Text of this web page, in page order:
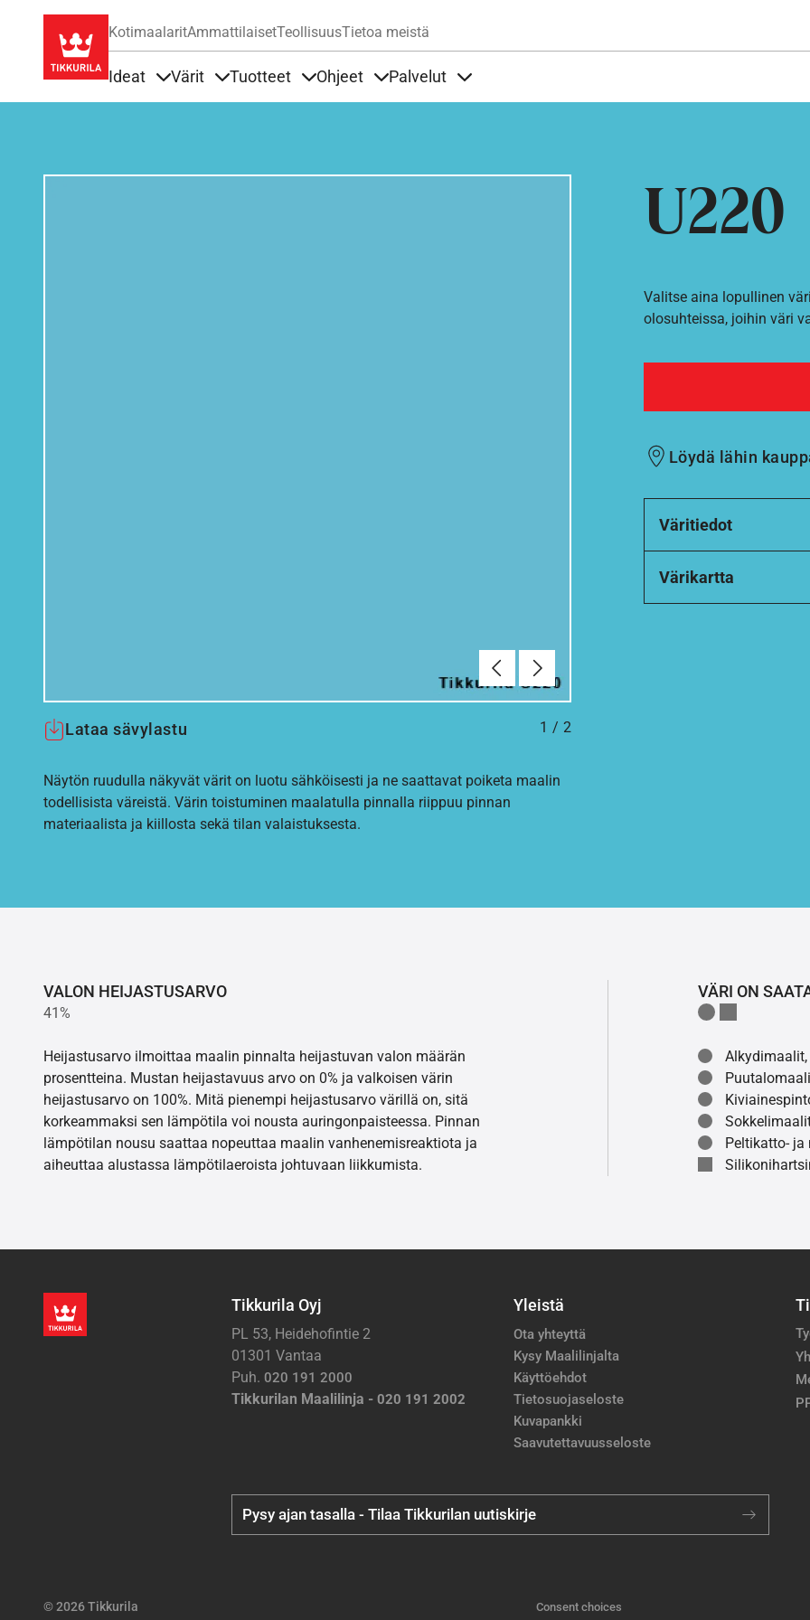
KotimaalaritAmmattilaisetTeollisuusTietoa meistä
Ideat Värit Tuotteet Ohjeet Palvelut
U220
EdellinenSeuraava
Lataa sävylastu 1 / 2
Näytön ruudulla näkyvät värit on luotu sähköisesti ja ne saattavat poiketa maalin
todellisista väreistä. Värin toistuminen maalatulla pinnalla riippuu pinnan
materiaalista ja kiillosta sekä tilan valaistuksesta.
Valitse aina lopullinen
olosuhteissa, joihin väri
Löydä lähin
Väritiedot
Värikartta
VALON HEIJASTUSARVO
41%
Heijastusarvo ilmoittaa maalin pinnalta heijastuvan valon määrän
prosentteina. Mustan heijastavuus arvo on 0% ja valkoisen värin
heijastusarvo on 100%. Mitä pienempi heijastusarvo värillä on, sitä
korkeammaksi sen lämpötila voi nousta auringonpaisteessa. Pinnan
lämpötilan nousu saattaa nopeuttaa maalin vanhenemisreaktiota ja
aiheuttaa alustassa lämpötilaeroista johtuvaan liikkumista.
VÄRI ON
Peltikatto-
Tikkurila Oyj
PL 53, Heidehofintie 2
01301 Vantaa
Puh. 020 191 2000
Tikkurilan Maalilinja - 020 191 2002
Yleistä
Ota yhteyttä
Kysy Maalilinjalta
Käyttöehdot
Tietosuojaseloste
Kuvapankki
Saavutettavuusseloste
Pysy ajan tasalla - Tilaa Tikkurilan uutiskirje
© 2026 Tikkurila Consent choices